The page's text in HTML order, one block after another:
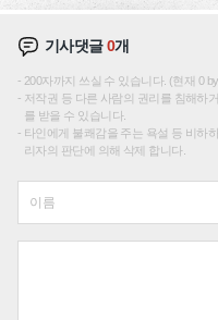
기사댓글0개
200자까지 쓰실 수 있습니다. (현재 0
저작권 등 다른 사람의 권리를 침해하
를 받을 수 있습니다.
타인에게 불쾌감을 주는 욕설 등 비하
리자의 판단에 의해 삭제 합니다.